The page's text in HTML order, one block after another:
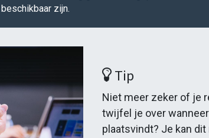
zijn.
Tip
Niet meer zeker of je
twijfel je over
plaatsvindt? Je kan